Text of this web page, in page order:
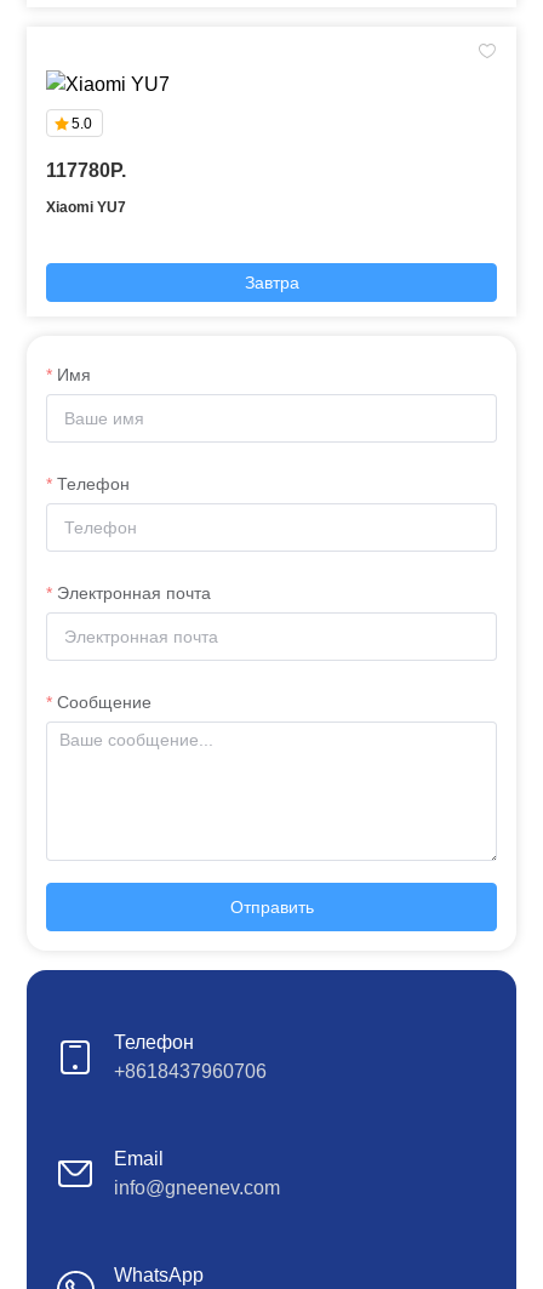
5.0
117780P.
Xiaomi YU7
Завтра
Имя
Телефон
Электронная почта
Сообщение
Отправить
Телефон
+8618437960706
Email
info@gneenev.com
WhatsApp